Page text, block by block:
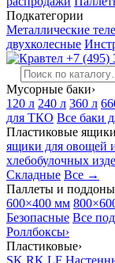
Подкатегории
Металлические
двухколесные
+7 (495)
Мусорные баки›
120 л 240 л 360 л
для ТКО Все баки
Пластиковые ящики
ящики для овощей
хлебобулочных
Складные Все →
Паллеты и поддоны
600×400 мм
Безопасные Все
Роллбоксы›
Пластиковые›
SK RK LF